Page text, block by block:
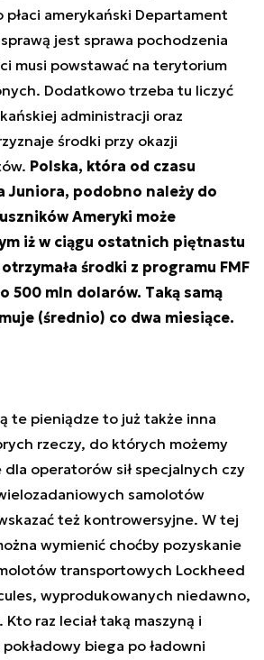
płaci amerykański Departament
jest sprawa pochodzenia
musi powstawać na terytorium
Dodatkowo trzeba tu liczyć
administracji oraz
środki przy okazji
Polska, która od czasu
Juniora, podobno należy do
Ameryki może
iż w ciągu ostatnich piętnastu
środki z programu FMF
500 mln dolarów. Taką samą
(średnio) co dwa miesiące.
te pieniądze to już także inna
rzeczy, do których możemy
operatorów sił specjalnych czy
samolotów
też kontrowersyjne. W tej
wymienić choćby pozyskanie
transportowych Lockheed
wyprodukowanych niedawno,
Kto raz leciał taką maszyną i
biega po ładowni